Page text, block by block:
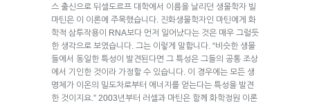
스 출신으로 뒤셀도르프 대학에서 이름을 날리던 생물학자 빌
마틴은 이 이론에 주목했습니다. 진화생물학자인 마틴에게 화
학적 삼투작용이 RNA보다 먼저 일어났다는 것은 매우 그럴듯
한 생각으로 보였습니다. 그는 이렇게 말합니다. “비슷한 생물
들에서 동일한 특성이 발견된다면 그 특성은 그들의 공통 조상
에서 기인한 것이라 가정할 수 있습니다. 이 경우에는 모든 생
명체가 이온의 밀도차로부터 에너지를 얻는다는 특성을 발견
한 것이지요.” 2003년부터 러셀과 마틴은 함께 화학정원 이론